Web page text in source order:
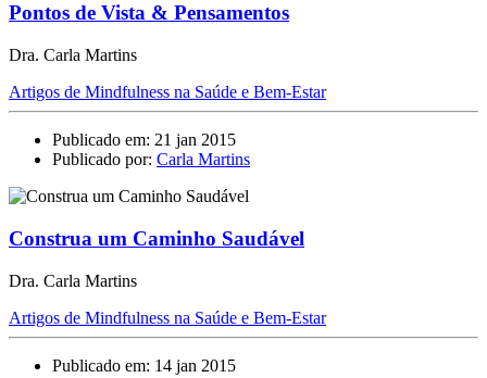
Pontos de Vista & Pensamentos
Dra. Carla Martins
Artigos de Mindfulness na Saúde e Bem-Estar
Publicado em: 21 jan 2015
Publicado por: Carla Martins
Construa um Caminho Saudável
Dra. Carla Martins
Artigos de Mindfulness na Saúde e Bem-Estar
Publicado em: 14 jan 2015